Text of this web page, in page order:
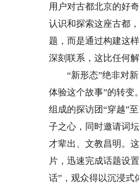
用户对古都北京的好
认识和探索这座古都
题，而是通过构建这
深刻联系，这比任何
“新形态”绝非对新
体验这个故事”的转变
组成的探访团“穿越”
子之心，同时邀请词
才辈出、文教昌明。
片，迅速完成话题设
话”，观众得以沉浸